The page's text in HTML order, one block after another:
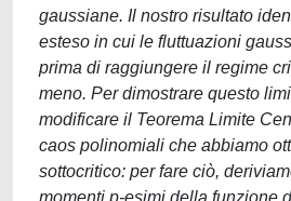
gaussiane. Il nostro risultato
esteso in cui le fluttuazioni
prima di raggiungere il regime
meno. Per dimostrare questo
modificare il Teorema Limite
caos polinomiali che abbiamo
sottocritico: per fare ciò,
momenti p-esimi della funzione